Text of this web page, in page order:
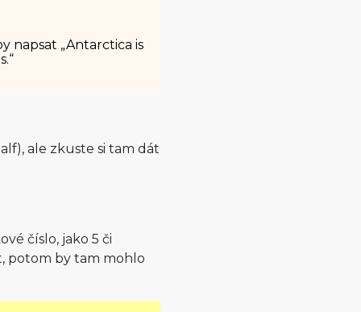
napsat „Antarctica is
ale zkuste si tam dát
číslo, jako 5 či
potom by tam mohlo